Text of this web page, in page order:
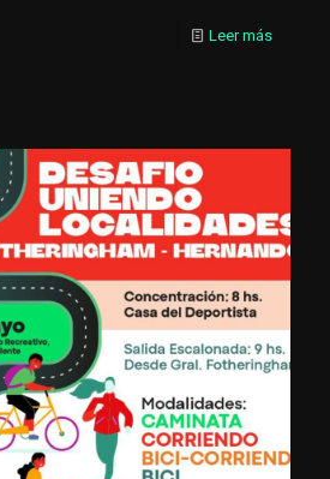
Leer más